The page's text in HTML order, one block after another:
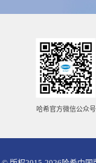
哈希官方微信公众号